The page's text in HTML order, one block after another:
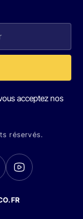
acceptez nos
réservés.